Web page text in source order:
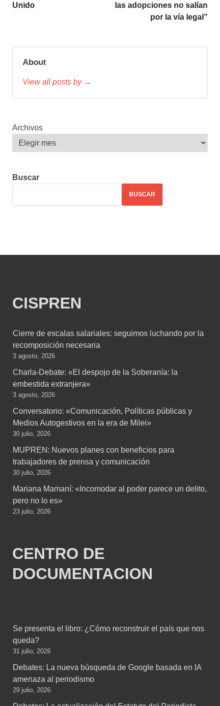
Unido
las adopciones no salían
por la vía legal”
About
View all posts by →
Archivos
Buscar
BUSCAR
CISPREN
Cierre de escalas salariales: seguimos luchando por la
recomposición necesaria
3 agosto, 2026
Charla-Debate: «El despojo de la Soberanía: la
embestida extranjera»
3 agosto, 2026
Conversatorio: «Comunicación, Políticas públicas y
Medios Autogestivos en la era de Milei»
30 julio, 2026
MUPREN: Nuevos planes con beneficios para
trabajadores de prensa y comunicación
30 julio, 2026
Mariana Mamaní: «Incomodar al poder parece un delito,
pero no lo es»
23 julio, 2026
CENTRO DE
DOCUMENTACION
Se presenta el libro: ¿Cómo reconstruir el país que nos
queda?
31 julio, 2026
Debates: La nueva búsqueda de Google basada en IA
amenaza al periodismo
29 julio, 2026